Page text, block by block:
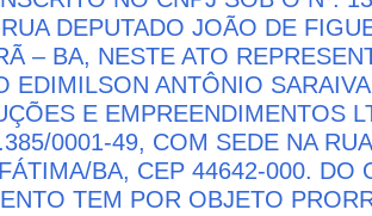
DEPUTADO JOÃO DE
– BA, NESTE ATO
EDIMILSON ANTÔNIO
E EMPREENDIMENTOS
0001-49, COM SEDE NA
BA, CEP 44642-000. DO
TEM POR OBJETO